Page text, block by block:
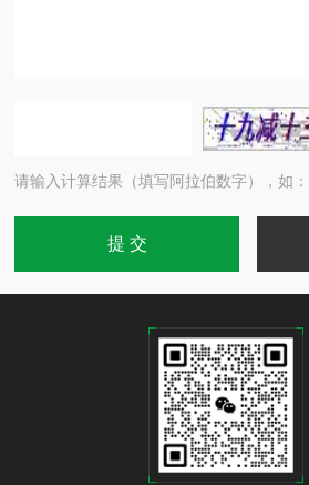
请输入计算结果（填写阿拉伯数字），如